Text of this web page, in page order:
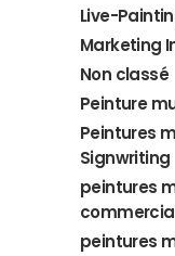
Live-
Marketing
Non classé
Peinture
Peintures
Signwriting
peintures
peintures